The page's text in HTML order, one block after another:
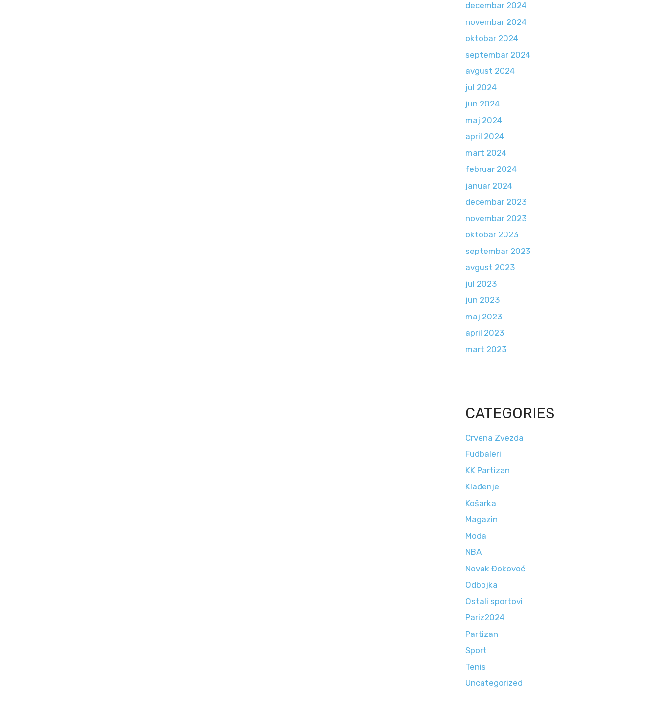
decembar 2024
novembar 2024
oktobar 2024
septembar 2024
avgust 2024
jul 2024
jun 2024
maj 2024
april 2024
mart 2024
februar 2024
januar 2024
decembar 2023
novembar 2023
oktobar 2023
septembar 2023
avgust 2023
jul 2023
jun 2023
maj 2023
april 2023
mart 2023
CATEGORIES
Crvena Zvezda
Fudbaleri
KK Partizan
Klađenje
Košarka
Magazin
Moda
NBA
Novak Đokovoć
Odbojka
Ostali sportovi
Pariz2024
Partizan
Sport
Tenis
Uncategorized